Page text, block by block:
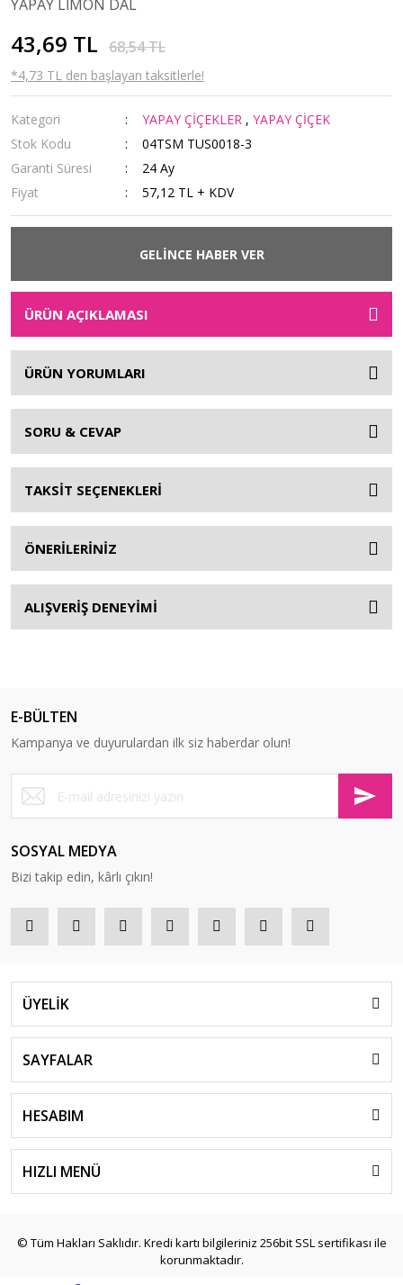
YAPAY LİMON DAL
43,69 TL 68,54 TL
*4,73 TL den başlayan taksitlerle!
Kategori YAPAY ÇİÇEKLER ,YAPAY ÇİÇEK
Stok Kodu
04TSM TUS0018-3
Garanti Süresi
24 Ay
Fiyat
57,12 TL + KDV
GELİNCE HABER VER
ÜRÜN AÇIKLAMASI
ÜRÜN YORUMLARI
SORU & CEVAP
TAKSİT SEÇENEKLERİ
ÖNERİLERİNİZ
ALIŞVERİŞ DENEYİMİ
E-BÜLTEN
Kampanya ve duyurulardan ilk siz haberdar olun!
SOSYAL MEDYA
Bizi takip edin, kârlı çıkın!
ÜYELİK
SAYFALAR
HESABIM
HIZLI MENÜ
© Tüm Hakları Saklıdır. Kredi kartı bilgileriniz 256bit SSL sertifikası ile
korunmaktadır.